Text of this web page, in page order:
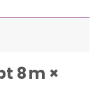
8 m ×